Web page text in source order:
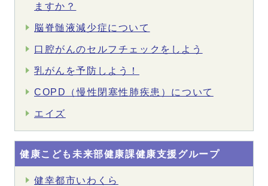
ますか？
脳脊髄液減少症について
口腔がんのセルフチェックをしよう
乳がんを予防しよう！
COPD（慢性閉塞性肺疾患）について
エイズ
健康こども未来部健康課健康支援グループ
健幸都市いわくら